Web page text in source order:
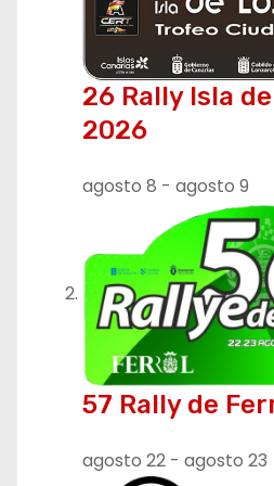
i
ó
n
d
e
e
n
t
r
a
d
26 Rally Isla
2026
agosto 8 - agosto 9
57 Rally de
agosto 22 - agosto 23